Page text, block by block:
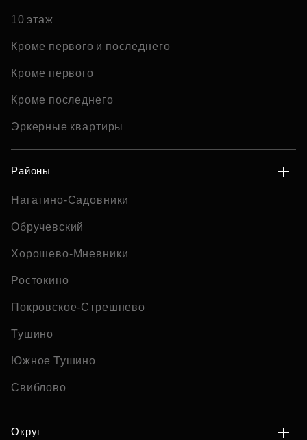
10 этаж
Кроме первого и последнего
Кроме первого
Кроме последнего
Эркерные квартиры
Районы
Нагатино-Садовники
Обручевский
Хорошево-Мневники
Ростокино
Покровское-Стрешнево
Тушино
Южное Тушино
Свиблово
Округ